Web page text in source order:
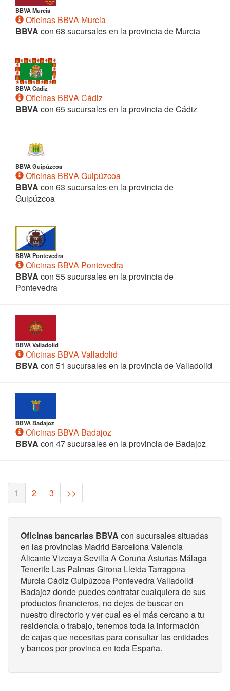
BBVA Murcia
Oficinas BBVA Murcia
BBVA con 68 sucursales en la provincia de Murcia
BBVA Cádiz
Oficinas BBVA Cádiz
BBVA con 65 sucursales en la provincia de Cádiz
BBVA Guipúzcoa
Oficinas BBVA Guipúzcoa
BBVA con 63 sucursales en la provincia de
Guipúzcoa
BBVA Pontevedra
Oficinas BBVA Pontevedra
BBVA con 55 sucursales en la provincia de
Pontevedra
BBVA Valladolid
Oficinas BBVA Valladolid
BBVA con 51 sucursales en la provincia de Valladolid
BBVA Badajoz
Oficinas BBVA Badajoz
BBVA con 47 sucursales en la provincia de Badajoz
1 (current)
2 3 >>
Oficinas bancarias BBVA con sucursales situadas
en las provincias Madrid Barcelona Valencia
Alicante Vizcaya Sevilla A Coruña Asturias Málaga
Tenerife Las Palmas Girona Lleida Tarragona
Murcia Cádiz Guipúzcoa Pontevedra Valladolid
Badajoz donde puedes contratar cualquiera de sus
productos financieros, no dejes de buscar en
nuestro directorio y ver cual es el más cercano a tu
residencia o trabajo, tenemos toda la información
de cajas que necesitas para consultar las entidades
y bancos por provinca en toda España.